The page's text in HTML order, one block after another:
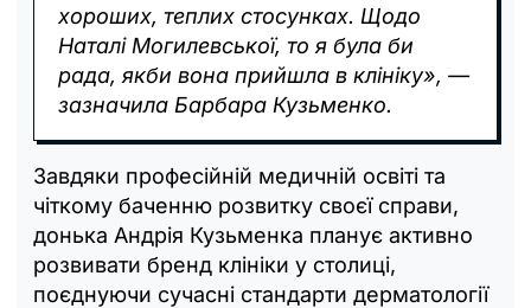
хороших, теплих стосунках. Щодо
Наталі Могилевської, то я була би
рада, якби вона прийшла в клініку», —
зазначила Барбара Кузьменко.
Завдяки професійній медичній освіті та
чіткому баченню розвитку своєї справи,
донька Андрія Кузьменка планує активно
розвивати бренд клініки у столиці,
поєднуючи сучасні стандарти дерматології